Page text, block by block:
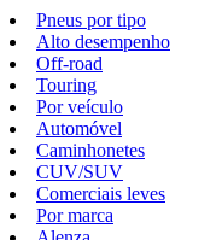
Pneus por tipo
Alto desempenho
Off-road
Touring
Por veículo
Automóvel
Caminhonetes
CUV/SUV
Comerciais leves
Por marca